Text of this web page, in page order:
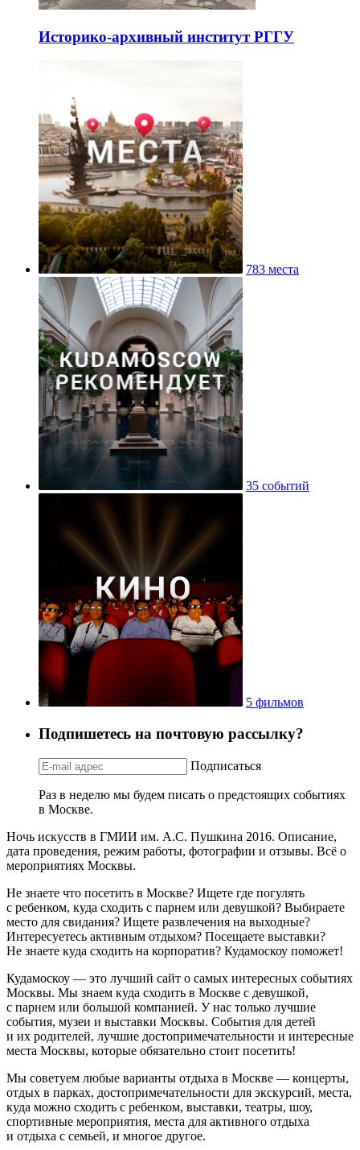
Историко-архивный институт РГГУ
783 места
35 событий
5 фильмов
Подпишетесь на почтовую рассылку?
Подписаться
Раз в неделю мы будем писать о предстоящих событиях
в Москве.
Ночь искусств в ГМИИ им. А.С. Пушкина 2016. Описание,
дата проведения, режим работы, фотографии и отзывы. Всё о
мероприятиях Москвы.
Не знаете что посетить в Москве? Ищете где погулять
с ребенком, куда сходить с парнем или девушкой? Выбираете
место для свидания? Ищете развлечения на выходные?
Интересуетесь активным отдыхом? Посещаете выставки?
Не знаете куда сходить на корпоратив? Кудамоскоу поможет!
Кудамоскоу — это лучший сайт о самых интересных событиях
Москвы. Мы знаем куда сходить в Москве с девушкой,
с парнем или большой компанией. У нас только лучшие
события, музеи и выставки Москвы. События для детей
и их родителей, лучшие достопримечательности и интересные
места Москвы, которые обязательно стоит посетить!
Мы советуем любые варианты отдыха в Москве — концерты,
отдых в парках, достопримечательности для экскурсий, места,
куда можно сходить с ребенком, выставки, театры, шоу,
спортивные мероприятия, места для активного отдыха
и отдыха с семьей, и многое другое.